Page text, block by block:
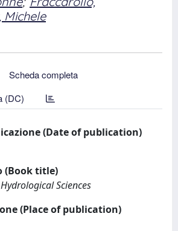
Michele
Scheda completa
(DC)
(Date of publication)
(Book title)
Sciences
(Place of publication)